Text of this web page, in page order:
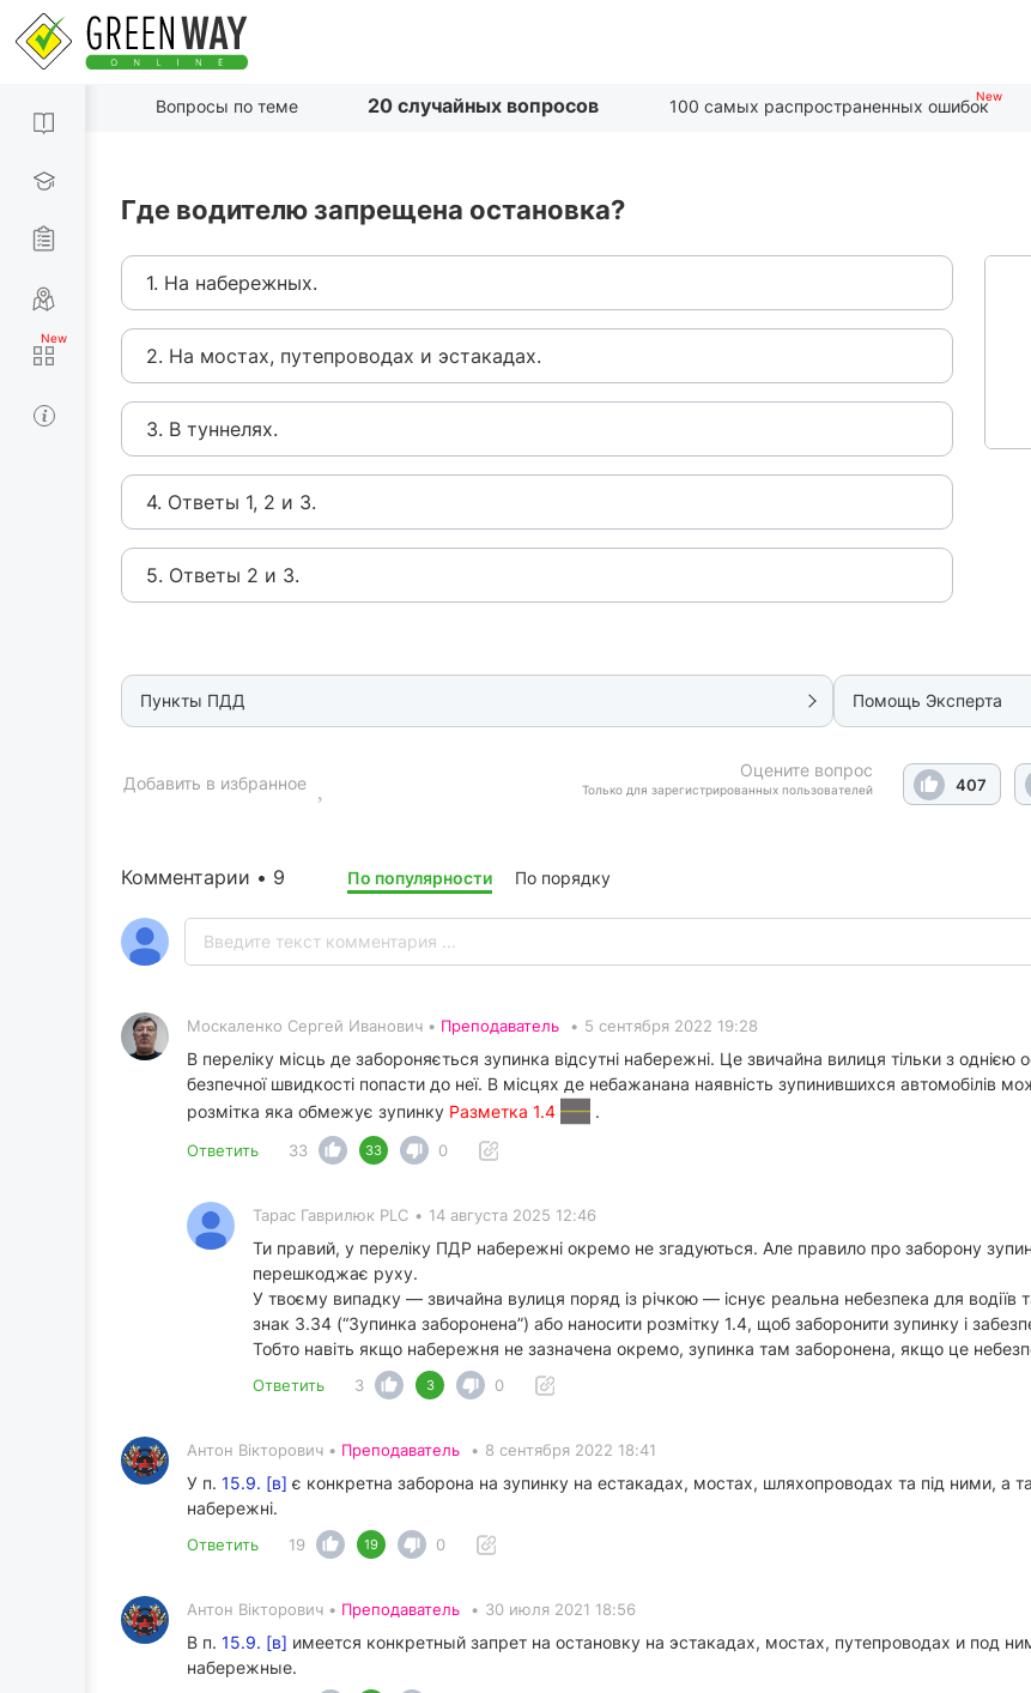
Вопросы по теме 20 случайных вопросов 100 самых распространенных ошибок
Где водителю запрещена остановка?
1. На набережных.
2. На мостах, путепроводах и эстакадах.
3. В туннелях.
4. Ответы 1, 2 и 3.
5. Ответы 2 и 3.
Пункты ПДД Помощь Эксперта
Оцените вопрос
Только для зарегистрированных пользователей 407
Добавить в избранное
Комментарии • 9 По популярности По порядку
Москаленко Сергей Иванович • Преподаватель • 5 сентября 2022 19:28
В переліку місць де забороняється зупинка відсутні набережні. Це звичайна вилиця тільки з
безпечної швидкості попасти до неї. В місцях де небажанана наявність зупинившихся автомобілів
розмітка яка обмежує зупинку Разметка 1.4 .
Ответить 33 33 0
Тарас Гаврилюк PLC • 14 августа 2025 12:46
Ти правий, у переліку ПДР набережні окремо не згадуються. Але правило про заборону
перешкоджає руху.
У твоєму випадку — звичайна вулиця поряд із річкою — існує реальна небезпека для
знак 3.34 (“Зупинка заборонена”) або наносити розмітку 1.4, щоб заборонити зупинку і
Тобто навіть якщо набережня не зазначена окремо, зупинка там заборонена, якщо це
Ответить 3 3 0
Антон Вікторович • Преподаватель • 8 сентября 2022 18:41
У п. 15.9. [в] є конкретна заборона на зупинку на естакадах, мостах, шляхопроводах та під ними, а
набережні.
Ответить 19 19 0
Антон Вікторович • Преподаватель • 30 июля 2021 18:56
В п. 15.9. [в] имеется конкретный запрет на остановку на эстакадах, мостах, путепроводах и под
набережные.